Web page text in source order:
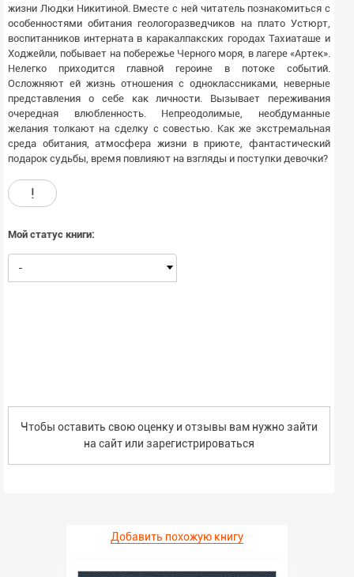
жизни Людки Никитиной. Вместе с ней читатель познакомиться с
особенностями обитания геологоразведчиков на плато Устюрт,
воспитанников интерната в каракалпакских городах Тахиаташе и
Ходжейли, побывает на побережье Черного моря, в лагере «Артек».
Нелегко приходится главной героине в потоке событий.
Осложняют ей жизнь отношения с одноклассниками, неверные
представления о себе как личности. Вызывает переживания
очередная влюбленность. Непреодолимые, необдуманные
желания толкают на сделку с совестью. Как же экстремальная
среда обитания, атмосфера жизни в приюте, фантастический
подарок судьбы, время повлияют на взгляды и поступки девочки?
!
Мой статус книги:
-
Чтобы оставить свою оценку и отзывы вам нужно зайти
на сайт или зарегистрироваться
Добавить похожую книгу